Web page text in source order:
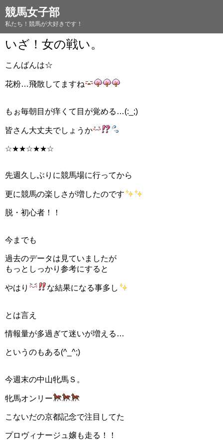
競馬女子部
私たち！競馬が大好きです！
いざ！女の戦い。
こんばんは☆
花粉…飛散してますね
もぉ毎朝目が痒くて目が覚める…(:_;)
皆さん大丈夫でしょうか
☆★★☆★★☆
先週久しぶりに競馬場に行ってから
更に競馬の楽しさが増したのです
脱・初心者！！
今までも
過去のデータは見ていましたが
もっとしっかり参考にすると
やはり な結果になる事多し
とは言え
情報量が多過ぎて迷いが増える…
というのもある(^_^;)
今週末の中山牝馬Ｓ。
牝馬オンリー
こないだの京都記念で注目してた
プロヴィナージュ嬢も走る！！